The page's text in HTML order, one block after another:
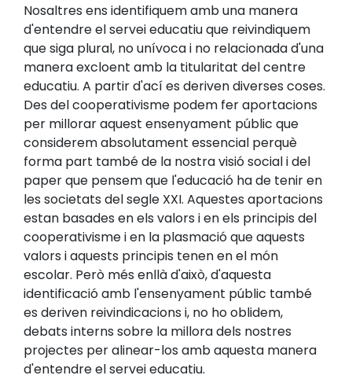
Nosaltres ens identifiquem amb una manera
d'entendre el servei educatiu que reivindiquem
que siga plural, no unívoca i no relacionada d'una
manera excloent amb la titularitat del centre
educatiu. A partir d'ací es deriven diverses coses.
Des del cooperativisme podem fer aportacions
per millorar aquest ensenyament públic que
considerem absolutament essencial perquè
forma part també de la nostra visió social i del
paper que pensem que l'educació ha de tenir en
les societats del segle XXI. Aquestes aportacions
estan basades en els valors i en els principis del
cooperativisme i en la plasmació que aquests
valors i aquests principis tenen en el món
escolar. Però més enllà d'això, d'aquesta
identificació amb l'ensenyament públic també
es deriven reivindicacions i, no ho oblidem,
debats interns sobre la millora dels nostres
projectes per alinear-los amb aquesta manera
d'entendre el servei educatiu.